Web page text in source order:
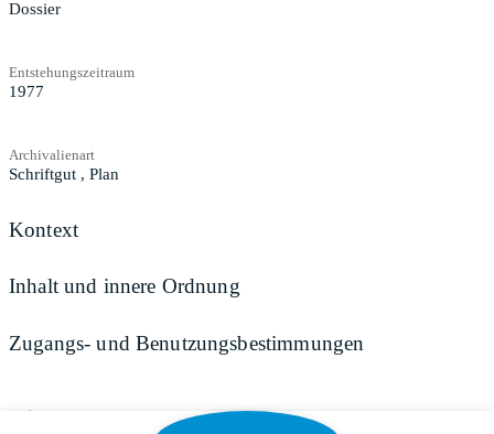
Dossier
Entstehungszeitraum
1977
Archivalienart
Schriftgut , Plan
Kontext
Inhalt und innere Ordnung
Zugangs- und Benutzungsbestimmungen
Teilen